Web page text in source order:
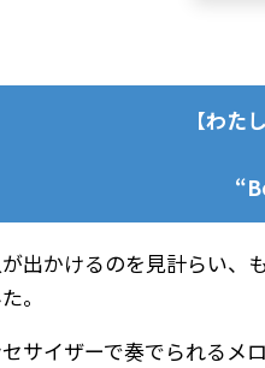
【わ
出かけるのを見計らい、
。
サイザーで奏でられるメ